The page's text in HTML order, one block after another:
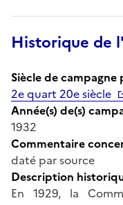
Historique de
Siècle de
2e quart 20e siècle
Année(s) de(s)
1932
Commentaire
daté par source
Description
En 1929, la